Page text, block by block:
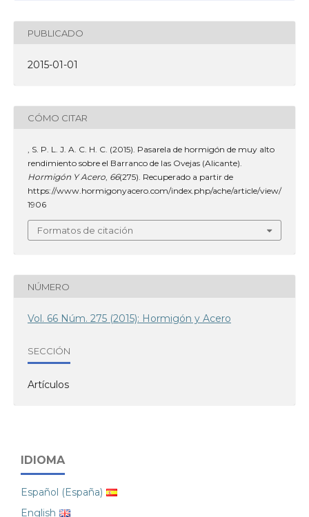
PUBLICADO
2015-01-01
CÓMO CITAR
, S. P. L. J. A. C. H. C. (2015). Pasarela de hormigón de muy alto
rendimiento sobre el Barranco de las Ovejas (Alicante).
Hormigón Y Acero, 66(275). Recuperado a partir de
https://www.hormigonyacero.com/index.php/ache/article/view/
1906
Formatos de citación
NÚMERO
Vol. 66 Núm. 275 (2015): Hormigón y Acero
SECCIÓN
Artículos
IDIOMA
Español (España)
English